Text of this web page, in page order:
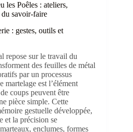
les Poêles : ateliers,
du savoir-faire
: gestes, outils et
repose sur le travail du
des feuilles de métal
par un processus
martelage est l’élément
coups peuvent être
pièce simple. Cette
gestuelle développée,
et la précision se
enclumes, formes